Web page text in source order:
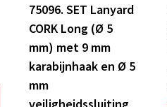
75096. SET Lanyard
CORK Long (Ø 5
mm) met 9 mm
karabijnhaak en Ø 5
mm
veiligheidssluiting